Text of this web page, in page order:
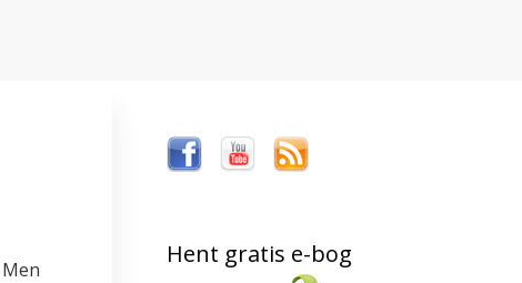
Hent gratis e-bog